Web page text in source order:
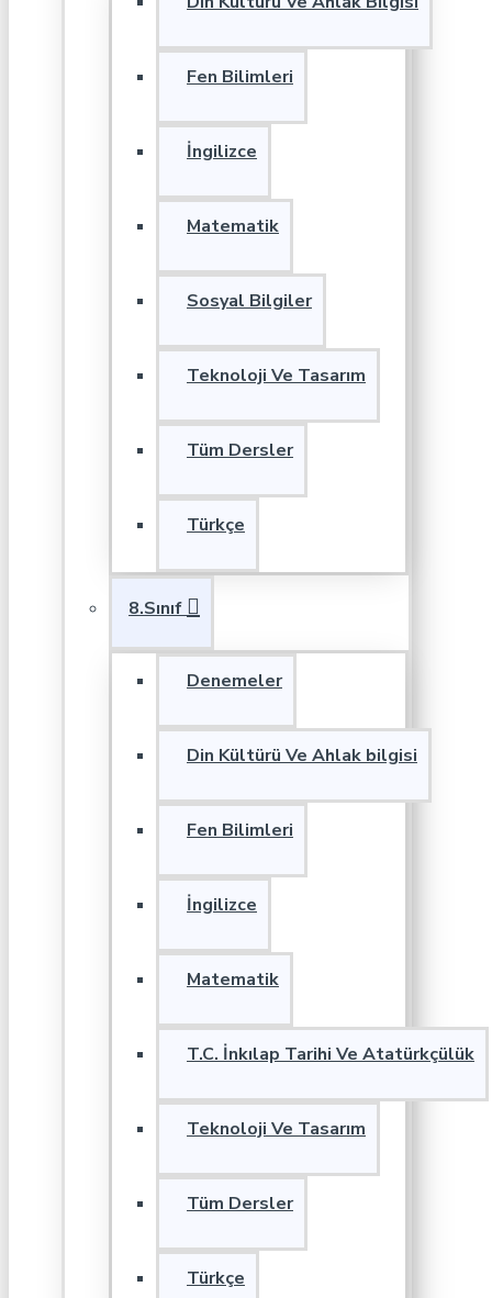
Fen Bilimleri
İngilizce
Matematik
Sosyal Bilgiler
Teknoloji Ve Tasarım
Tüm Dersler
Türkçe
8.Sınıf
Denemeler
Din Kültürü Ve Ahlak bilgisi
Fen Bilimleri
İngilizce
Matematik
T.C. İnkılap Tarihi Ve Atatürkçülük
Teknoloji Ve Tasarım
Tüm Dersler
Türkçe